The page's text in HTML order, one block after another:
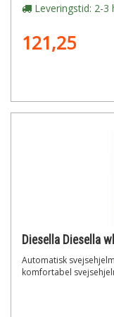
Leveringstid: 2-3
121,25
Automatisk
komfortabel